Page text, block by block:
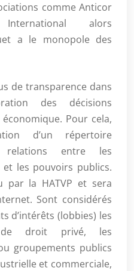
comme Anticor
alors
a le monopole des
de transparence dans
des décisions
Pour cela,
d’un répertoire
entre les
et les pouvoirs publics.
par la HATVP et sera
Sont considérés
d’intérêts (lobbies) les
de droit privé, les
groupements publics
et commerciale,